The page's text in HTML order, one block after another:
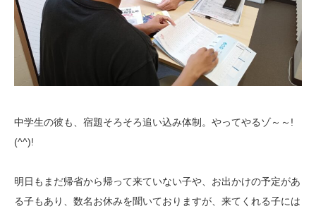
中学生の彼も、宿題そろそろ追い込み体制。やってやるゾ～～!
(^^)!
明日もまだ帰省から帰って来ていない子や、お出かけの予定があ
る子もあり、数名お休みを聞いておりますが、来てくれる子には